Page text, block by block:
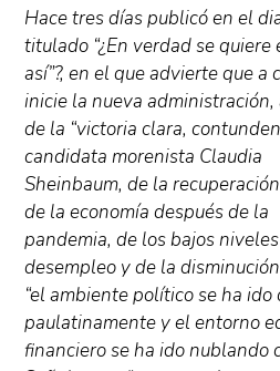
Hace tres días publicó en el
titulado “¿En verdad se quiere
así”?, en el que advierte que a
inicie la nueva administración,
de la “victoria clara,
candidata morenista Claudia
Sheinbaum, de la
de la economía después de la
pandemia, de los bajos
desempleo y de la
“el ambiente político se ha ido
paulatinamente y el entorno
financiero se ha ido nublando